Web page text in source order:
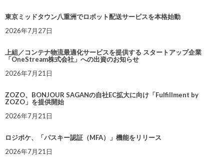
東京ミッドタウン八重洲でロボット配送サービスを本格始動
2026年7月27日
上組／コンテナ物流最適化サービスを提供する スタートアップ企業
「OneStream株式会社」への出資のお知らせ
2026年7月21日
ZOZO、BONJOUR SAGANの自社EC拡大に向け「Fulfillment by
ZOZO」を提供開始
2026年7月21日
ロジポケ、「パスキー認証（MFA）」機能をリリース
2026年7月21日